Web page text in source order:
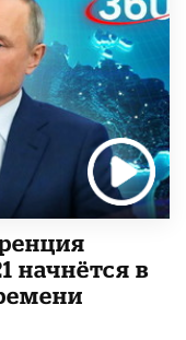
начнётся в